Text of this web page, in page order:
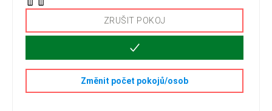
ZRUŠIT POKOJ
Změnit počet pokojů/osob